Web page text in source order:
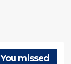
You missed